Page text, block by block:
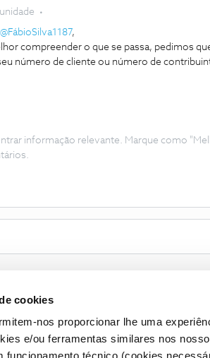
cookies
nos proporcionar lhe uma
e/ou ferramentas similares nos
@FábioSilva1187,
compreender o que se passa, pedimos
número de cliente ou número de
informação relevante. Marque como